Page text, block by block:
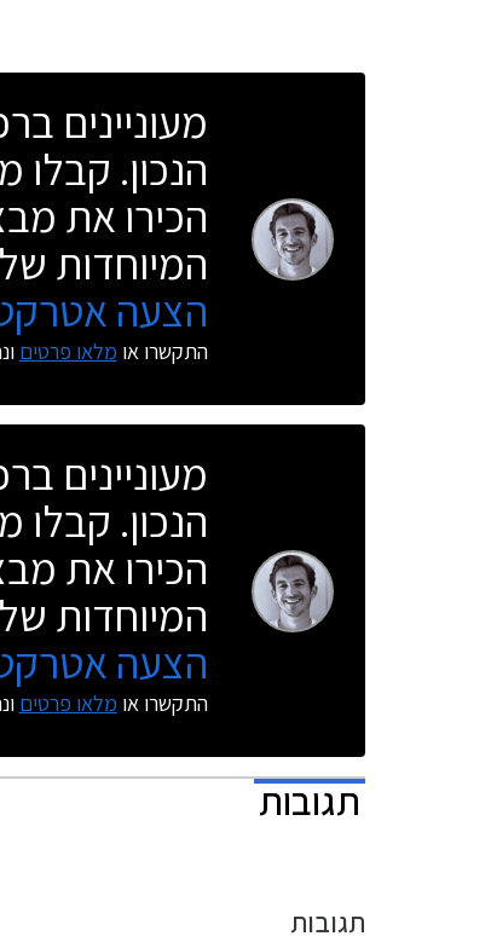
מעוניינים
הנכון. קבלו
הכירו את
המיוחדות
הצעה
התקשרו או מלאו פרטים
מעוניינים
הנכון. קבלו
הכירו את
המיוחדות
הצעה
התקשרו או מלאו פרטים
תגובות
תגובות